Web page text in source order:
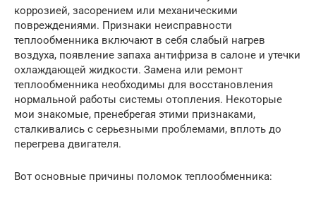
коррозией, засорением или механическими
повреждениями. Признаки неисправности
теплообменника включают в себя слабый нагрев
воздуха, появление запаха антифриза в салоне и утечки
охлаждающей жидкости. Замена или ремонт
теплообменника необходимы для восстановления
нормальной работы системы отопления. Некоторые
мои знакомые, пренебрегая этими признаками,
сталкивались с серьезными проблемами, вплоть до
перегрева двигателя.
Вот основные причины поломок теплообменника: